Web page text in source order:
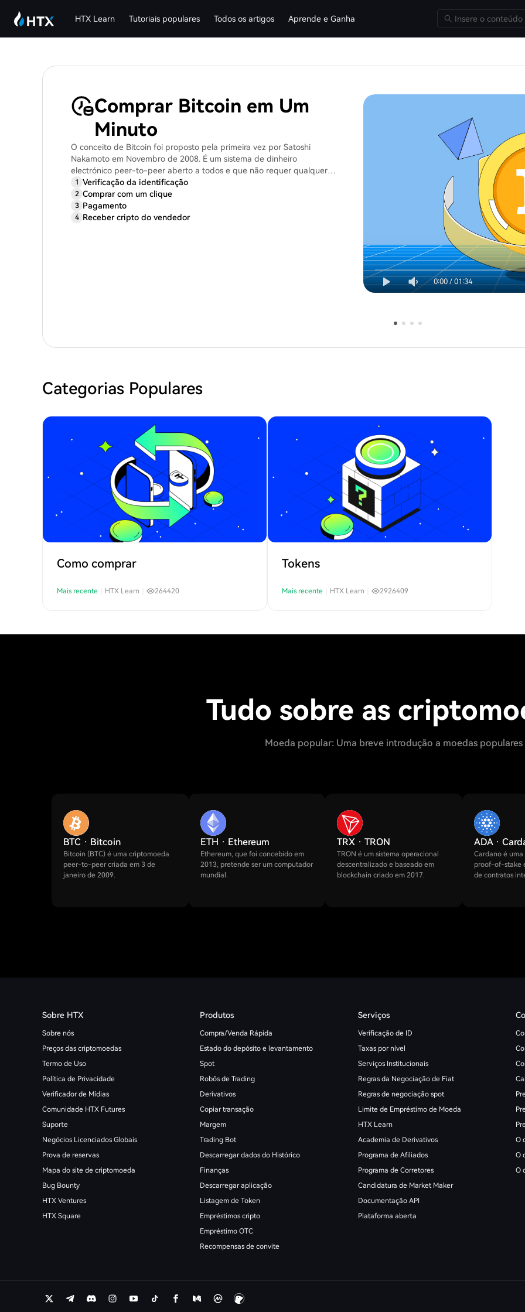
HTX Learn Tutoriais populares Todos os artigos Aprende e Ganha
Comprar Bitcoin em Um
Minuto
O conceito de Bitcoin foi proposto pela primeira vez por Satoshi
Nakamoto em Novembro de 2008. É um sistema de dinheiro
electrónico peer-to-peer aberto a todos e que não requer qualquer
participação de uma autoridade central, tal como o governo. O limite
de fornecimento de Bitcoin está limitado a 21 milhões de BTC. Como
tal, o Bitcoin é frequentemente referido como &quot;ouro
digital&quot;.
0:00/01:34
1 Verificação da identificação
2 Comprar com um clique
3 Pagamento
4 Receber cripto do vendedor
Categorias Populares
Como comprar
Mais recente HTX Learn 264420
Tokens
Mais recente HTX Learn 2926409
Tudo sobre as
Moeda popular: Uma breve introdução a moedas populares
BTC · Bitcoin
Bitcoin (BTC) é uma criptomoeda
peer-to-peer criada em 3 de
janeiro de 2009.
ETH · Ethereum
Ethereum, que foi concebido em
2013, pretende ser um computador
mundial.
TRX · TRON
TRON é um sistema operacional
descentralizado e baseado em
blockchain criado em 2017.
ADA ·
Cardano é
proof-of-stake
de contratos
Sobre HTX
Sobre nós
Preços das criptomoedas
Termo de Uso
Política de Privacidade
Verificador de Mídias
Comunidade HTX Futures
Suporte
Negócios Licenciados Globais
Prova de reservas
Mapa do site de criptomoeda
Bug Bounty
HTX Ventures
HTX Square
Produtos
Compra/Venda Rápida
Estado do depósito e levantamento
Spot
Robôs de Trading
Derivativos
Copiar transação
Margem
Trading Bot
Descarregar dados do Histórico
Finanças
Descarregar aplicação
Listagem de Token
Empréstimos cripto
Empréstimo OTC
Recompensas de convite
Serviços
Verificação de ID
Taxas por nível
Serviços Institucionais
Regras da Negociação de Fiat
Regras de negociação spot
Limite de Empréstimo de Moeda
HTX Learn
Academia de Derivativos
Programa de Afiliados
Programa de Corretores
Candidatura de Market Maker
Documentação API
Plataforma aberta
O
O
O